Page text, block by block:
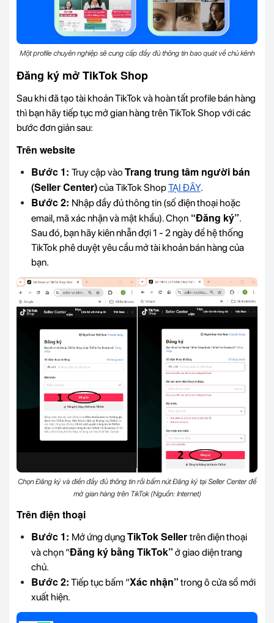
Một profile chuyên nghiệp sẽ cung cấp đầy đủ thông tin bao quát về chủ kênh
Đăng ký mở TikTok Shop
Sau khi đã tạo tài khoản TikTok và hoàn tất profile bán hàng
thì bạn hãy tiếp tục mở gian hàng trên TikTok Shop với các
bước đơn giản sau:
Trên website
Bước 1: Truy cập vào Trang trung tâm người bán
(Seller Center)của TikTok ShopTẠI ĐÂY.
Bước 2: Nhập đầy đủ thông tin (số điện thoại hoặc
email, mã xác nhận và mật khẩu). Chọn “Đăng ký”.
Sau đó, bạn hãy kiên nhẫn đợi 1 - 2 ngày để hệ thống
TikTok phê duyệt yêu cầu mở tài khoản bán hàng của
bạn.
Chọn Đăng ký và điền đầy đủ thông tin rồi bấm nút Đăng ký tại Seller Center để
mở gian hàng trên TikTok (Nguồn: Internet)
Trên điện thoại
Bước 1: Mở ứng dụng TikTok Seller trên điện thoại
và chọn “Đăng ký bằng TikTok” ở giao diện trang
chủ.
Bước 2: Tiếp tục bấm “Xác nhận” trong ô cửa sổ mới
xuất hiện.